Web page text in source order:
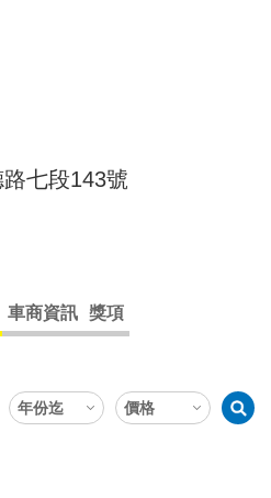
七段143號
車商資訊 獎項